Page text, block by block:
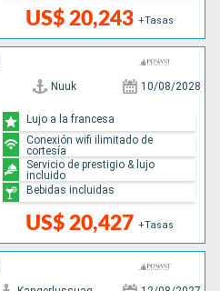
US$ 20,243 +Tasas
Nuuk 10/08/2028
US$ 20,427 +Tasas
Lujo a la francesa
Conexión wifi ilimitado de
cortesía
Servicio de prestigio & lujo
incluido
Bebidas incluidas